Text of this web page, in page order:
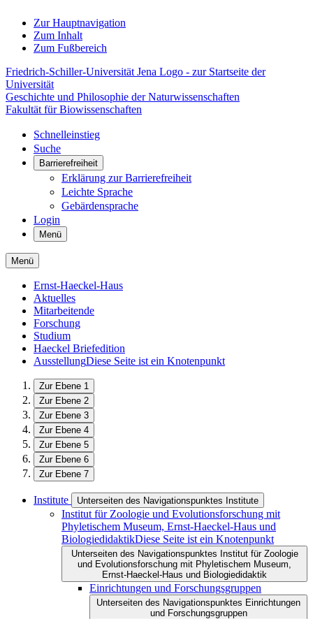
Zur Hauptnavigation
Zum Inhalt
Zum Fußbereich
Friedrich-Schiller-Universität Jena Logo - zur Startseite der
Universität
Geschichte und Philosophie der Naturwissenschaften
Fakultät für Biowissenschaften
Schnelleinstieg
Suche
Barrierefreiheit
Erklärung zur Barrierefreiheit
Leichte Sprache
Gebärdensprache
Login
Menü
Menü
Ernst-Haeckel-Haus
Aktuelles
Mitarbeitende
Forschung
Studium
Haeckel Briefedition
AusstellungDiese Seite ist ein Knotenpunkt
Zur Ebene 1
Zur Ebene 2
Zur Ebene 3
Zur Ebene 4
Zur Ebene 5
Zur Ebene 6
Zur Ebene 7
Institute Unterseiten des Navigationspunktes Institute
Institut für Zoologie und Evolutionsforschung mit
Phyletischem Museum, Ernst-Haeckel-Haus und
BiologiedidaktikDiese Seite ist ein Knotenpunkt
Unterseiten des Navigationspunktes Institut für Zoologie
und Evolutionsforschung mit Phyletischem Museum,
Ernst-Haeckel-Haus und Biologiedidaktik
Einrichtungen und Forschungsgruppen
Unterseiten des Navigationspunktes Einrichtungen
und Forschungsgruppen